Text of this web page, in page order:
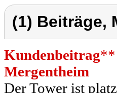
(1) Beiträge,
Kundenbeitrag**
Mergentheim
Der Tower ist